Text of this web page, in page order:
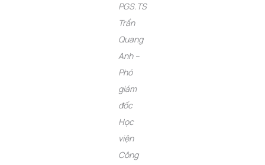
PGS.TS
Trần
Quang
Anh –
Phó
giám
đốc
Học
viện
Công